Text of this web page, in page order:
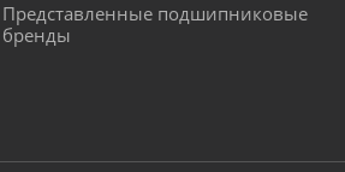
Представленные подшипниковые
бренды